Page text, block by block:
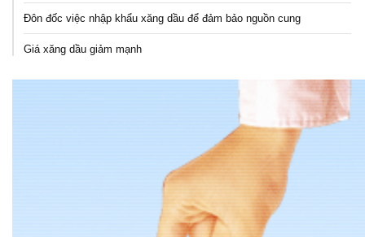
Đôn đốc việc nhập khẩu xăng dầu để đảm bảo nguồn cung
Giá xăng dầu giảm mạnh